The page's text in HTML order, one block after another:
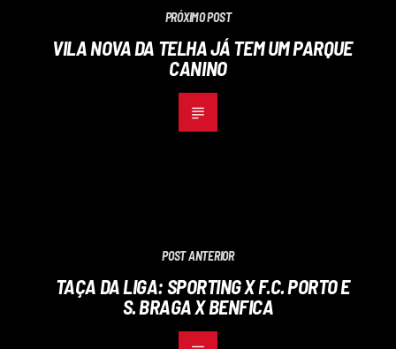
PRÓXIMO POST
VILA NOVA DA TELHA JÁ TEM UM PARQUE
CANINO
POST ANTERIOR
TAÇA DA LIGA: SPORTING X F.C. PORTO E
S. BRAGA X BENFICA